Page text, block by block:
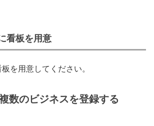
看板を用意
を用意してください。
数のビジネスを登録する